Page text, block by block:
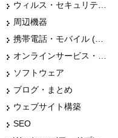
周辺機器
ソフトウェア
ブログ・まとめ
ウェブサイト構築
SEO